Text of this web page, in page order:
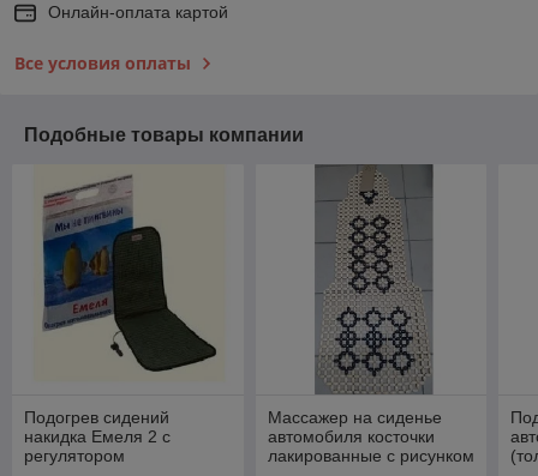
Онлайн-оплата картой
Все условия оплаты
Подобные товары компании
Подогрев сидений
накидка Емеля 2 с
регулятором
Массажер на сиденье
автомобиля косточки
лакированные с рисунком